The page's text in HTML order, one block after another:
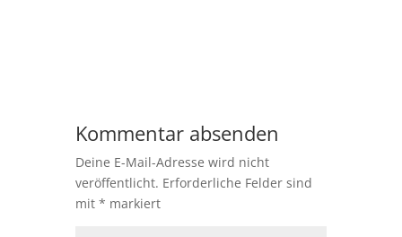
Kommentar absenden
Deine E-Mail-Adresse wird nicht
veröffentlicht. Erforderliche Felder sind
mit * markiert